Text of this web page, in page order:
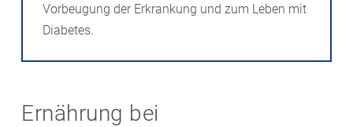
Vorbeugung der Erkrankung und zum Leben mit
Diabetes.
Ernährung bei